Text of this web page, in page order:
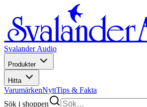
Svalander Audio
Produkter
Hitta
VarumärkenNyttTips & Fakta
Sök i shoppen